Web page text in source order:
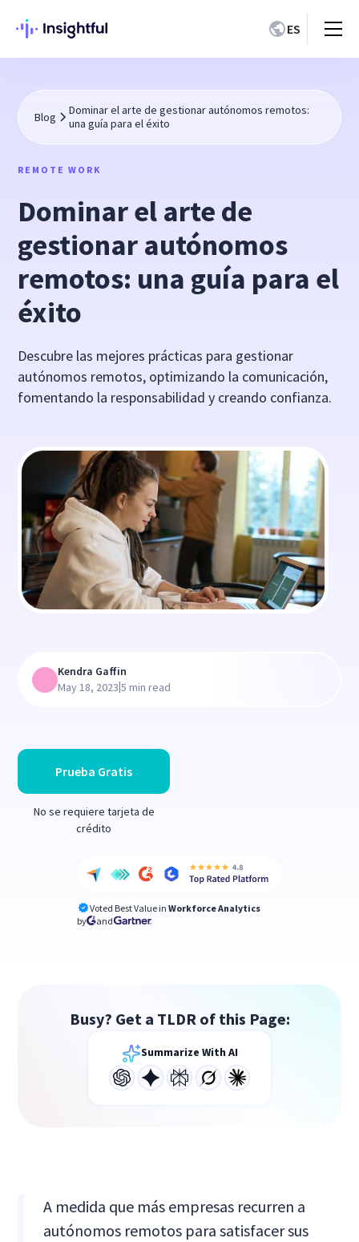
ES
Blog
Dominar el arte de gestionar autónomos remotos:
una guía para el éxito
REMOTE WORK
Dominar el arte de
gestionar autónomos
remotos: una guía para el
éxito
Descubre las mejores prácticas para gestionar
autónomos remotos, optimizando la comunicación,
fomentando la responsabilidad y creando confianza.
Prueba Gratis
No se requiere tarjeta de
crédito
Voted Best Value in Workforce Analytics
by
and
Kendra Gaffin
May 18, 2023|5 min read
Busy? Get a TLDR of this Page:
Summarize With AI
A medida que más empresas recurren a
autónomos remotos para satisfacer sus